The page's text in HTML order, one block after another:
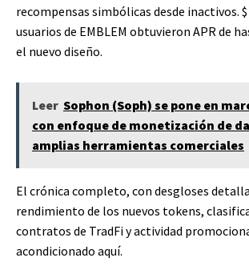
recompensas simbólicas desde inactivos.
usuarios de EMBLEM obtuvieron APR de
el nuevo diseño.
Leer Sophon (Soph) se pone en
con enfoque de monetización de
amplias herramientas comerciales
El crónica completo, con desgloses
rendimiento de los nuevos tokens,
contratos de TradFi y actividad
acondicionado aquí.